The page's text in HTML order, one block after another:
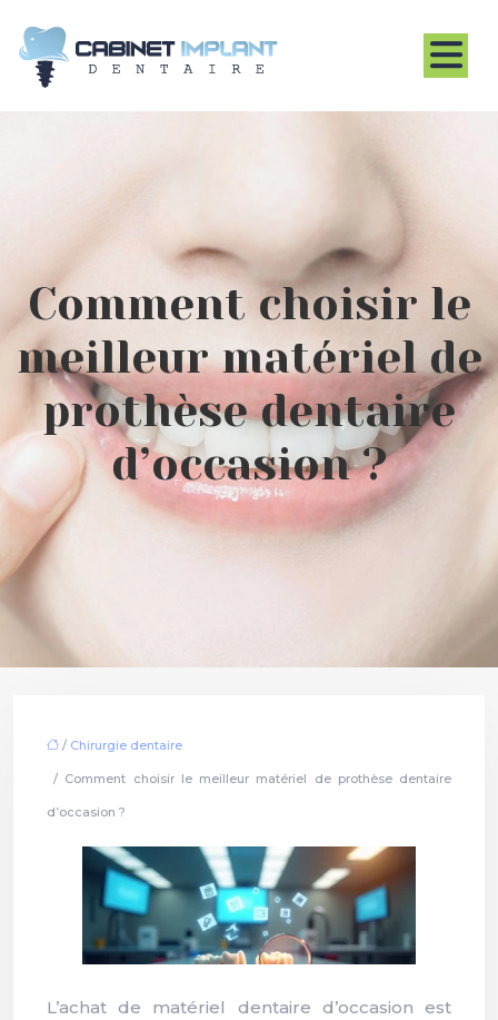
Comment choisir le
meilleur matériel de
prothèse dentaire
d’occasion ?
/ Chirurgie dentaire
/ Comment choisir le meilleur matériel de prothèse dentaire
d’occasion ?
L’achat de matériel dentaire d’occasion est